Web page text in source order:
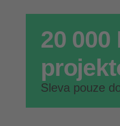
20 000
Sleva pouze